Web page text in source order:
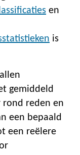
en
is
gemiddeld
reden en
een bepaald
een reëlere